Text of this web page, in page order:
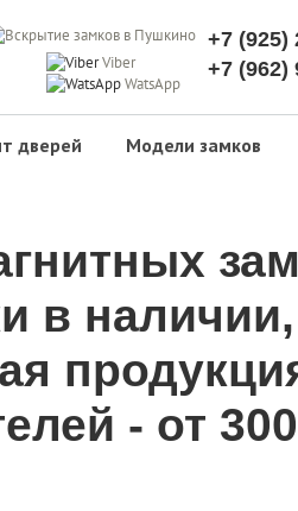
+7 (925)
+7 (962)
Viber
WatsApp
дверей Модели замков
в наличии,
- от